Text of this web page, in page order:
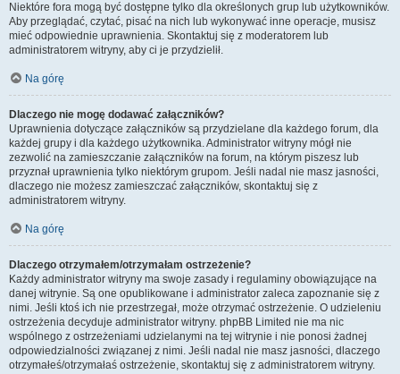
Niektóre fora mogą być dostępne tylko dla określonych grup lub użytkowników.
Aby przeglądać, czytać, pisać na nich lub wykonywać inne operacje, musisz
mieć odpowiednie uprawnienia. Skontaktuj się z moderatorem lub
administratorem witryny, aby ci je przydzielił.
Na górę
Dlaczego nie mogę dodawać załączników?
Uprawnienia dotyczące załączników są przydzielane dla każdego forum, dla
każdej grupy i dla każdego użytkownika. Administrator witryny mógł nie
zezwolić na zamieszczanie załączników na forum, na którym piszesz lub
przyznał uprawnienia tylko niektórym grupom. Jeśli nadal nie masz jasności,
dlaczego nie możesz zamieszczać załączników, skontaktuj się z
administratorem witryny.
Na górę
Dlaczego otrzymałem/otrzymałam ostrzeżenie?
Każdy administrator witryny ma swoje zasady i regulaminy obowiązujące na
danej witrynie. Są one opublikowane i administrator zaleca zapoznanie się z
nimi. Jeśli ktoś ich nie przestrzegał, może otrzymać ostrzeżenie. O udzieleniu
ostrzeżenia decyduje administrator witryny. phpBB Limited nie ma nic
wspólnego z ostrzeżeniami udzielanymi na tej witrynie i nie ponosi żadnej
odpowiedzialności związanej z nimi. Jeśli nadal nie masz jasności, dlaczego
otrzymałeś/otrzymałaś ostrzeżenie, skontaktuj się z administratorem witryny.